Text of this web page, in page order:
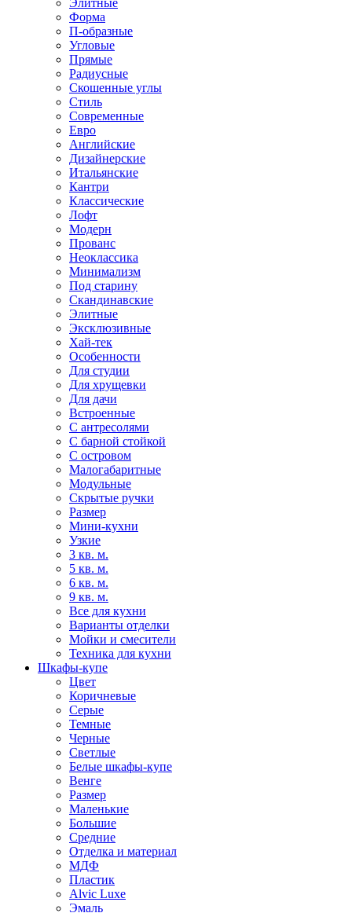
Элитные
Форма
П-образные
Угловые
Прямые
Радиусные
Скошенные углы
Стиль
Современные
Евро
Английские
Дизайнерские
Итальянские
Кантри
Классические
Лофт
Модерн
Прованс
Неоклассика
Минимализм
Под старину
Скандинавские
Элитные
Эксклюзивные
Хай-тек
Особенности
Для студии
Для хрущевки
Для дачи
Встроенные
С антресолями
С барной стойкой
С островом
Малогабаритные
Модульные
Скрытые ручки
Размер
Мини-кухни
Узкие
3 кв. м.
5 кв. м.
6 кв. м.
9 кв. м.
Все для кухни
Варианты отделки
Мойки и смесители
Техника для кухни
Шкафы-купе
Цвет
Коричневые
Серые
Темные
Черные
Светлые
Белые шкафы-купе
Венге
Размер
Маленькие
Большие
Средние
Отделка и материал
МДФ
Пластик
Alvic Luxe
Эмаль